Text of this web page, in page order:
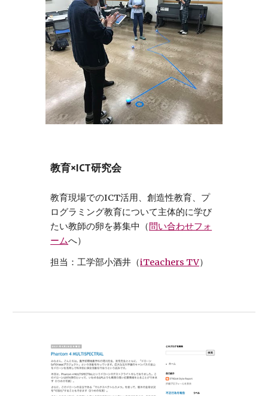
教育×ICT研究会
教育現場でのICT活用、創造性教育、プ
ログラミング教育について主体的に学び
たい教師の卵を募集中（問い合わせフォ
ームへ）
担当：工学部小酒井（iTeachers TV）